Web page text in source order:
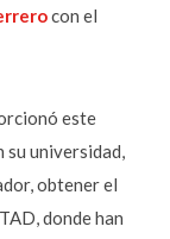
con el
este
su universidad,
obtener el
donde han